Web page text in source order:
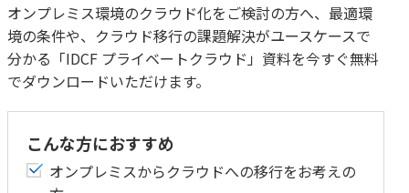
オンプレミス環境のクラウド化をご検討の方へ、最適環
境の条件や、クラウド移行の課題解決がユースケースで
分かる「IDCF プライベートクラウド」資料を今すぐ無料
でダウンロードいただけます。
こんな方におすすめ
オンプレミスからクラウドへの移行をお考えの